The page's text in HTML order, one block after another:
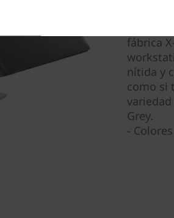
Elige
fábrica
nítida y
como si
Grey.
-